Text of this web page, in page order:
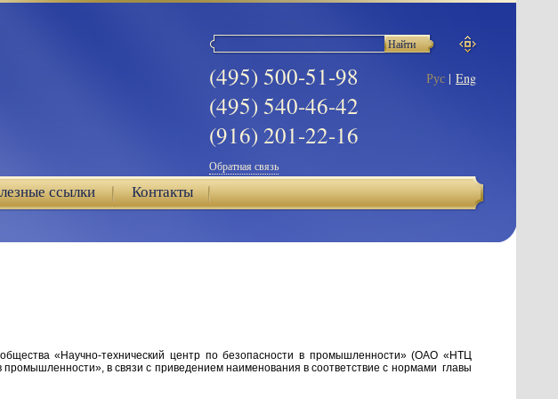
(495) 500-51-98
(495) 540-46-42
(916) 201-22-16
Рус | Eng
Обратная связь
ссылки Контакты
«Научно-технический центр по безопасности в промышленности» (ОАО «НТЦ
в связи с приведением наименования в соответствие с нормами главы